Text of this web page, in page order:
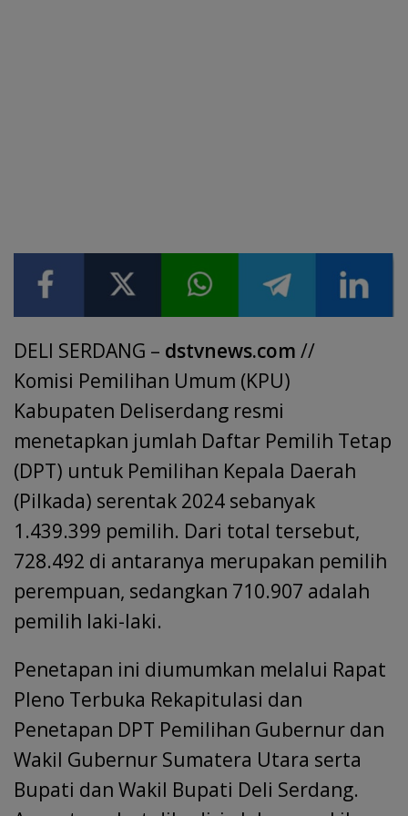
DELI SERDANG – dstvnews.com //
Komisi Pemilihan Umum (KPU)
Kabupaten Deliserdang resmi
menetapkan jumlah Daftar Pemilih Tetap
(DPT) untuk Pemilihan Kepala Daerah
(Pilkada) serentak 2024 sebanyak
1.439.399 pemilih. Dari total tersebut,
728.492 di antaranya merupakan pemilih
perempuan, sedangkan 710.907 adalah
pemilih laki-laki.
Penetapan ini diumumkan melalui Rapat
Pleno Terbuka Rekapitulasi dan
Penetapan DPT Pemilihan Gubernur dan
Wakil Gubernur Sumatera Utara serta
Bupati dan Wakil Bupati Deli Serdang.